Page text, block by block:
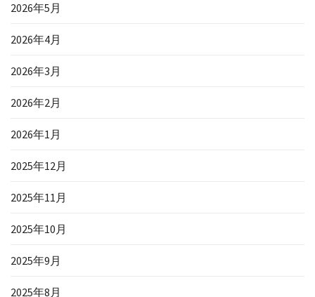
2026年5月
2026年4月
2026年3月
2026年2月
2026年1月
2025年12月
2025年11月
2025年10月
2025年9月
2025年8月